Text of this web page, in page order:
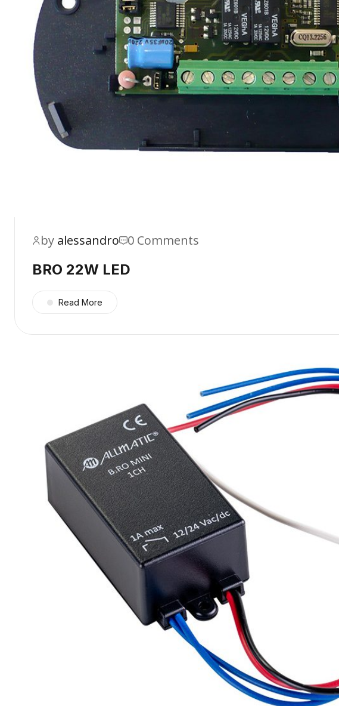
by alessandro 0 Comments
BRO 22W LED
Read More